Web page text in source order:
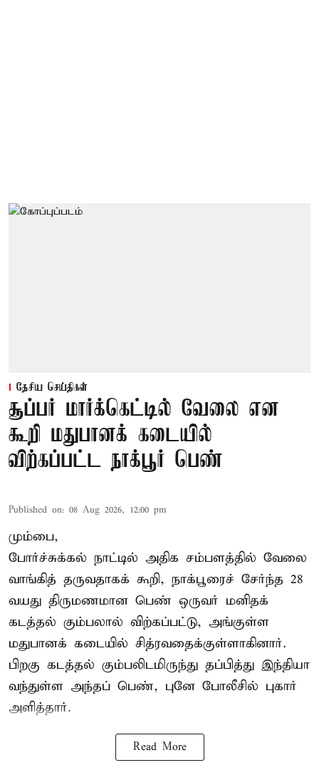
தேசிய செய்திகள்
சூப்பர் மார்க்கெட்டில் வேலை என
கூறி மதுபானக் கடையில்
விற்கப்பட்ட நாக்பூர் பெண்
Published on: 08 Aug 2026, 12:00 pm
மும்பை,
போர்ச்சுக்கல் நாட்டில் அதிக சம்பளத்தில் வேலை
வாங்கித் தருவதாகக் கூறி, நாக்பூரைச் சேர்ந்த 28
வயது திருமணமான பெண் ஒருவர் மனிதக்
கடத்தல் கும்பலால் விற்கப்பட்டு, அங்குள்ள
மதுபானக் கடையில் சித்ரவதைக்குள்ளாகினார்.
பிறகு கடத்தல் கும்பலிடமிருந்து தப்பித்து இந்தியா
வந்துள்ள அந்தப் பெண், புனே போலீசில் புகார்
அளித்தார்.
Read More